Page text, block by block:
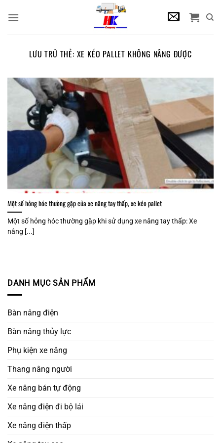
qua
LƯU TRỮ THẺ: XE KÉO PALLET KHÔNG NÂNG ĐƯỢC
DANH MỤC SẢN PHẨM
Bàn nâng điện
Bàn nâng thủy lực
Phụ kiện xe nâng
Thang nâng người
Xe nâng bán tự động
Xe nâng điện đi bộ lái
Xe nâng điện thấp
Một số hỏng hóc thường gặp của xe nâng tay thấp, xe kéo pallet
Một số hỏng hóc thường gặp khi sử dụng xe nâng tay thấp: Xe
nâng [...]